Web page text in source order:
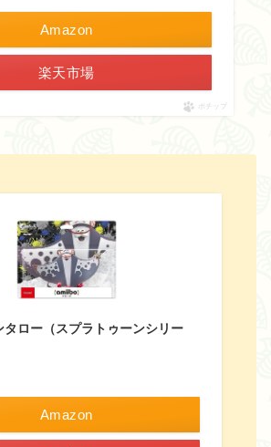
Amazon
楽天市場
ポチップ
ロー（スプラトゥーンシリー
Amazon